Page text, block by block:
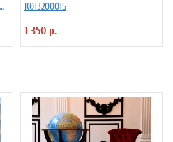
К013200015
1 350 р.